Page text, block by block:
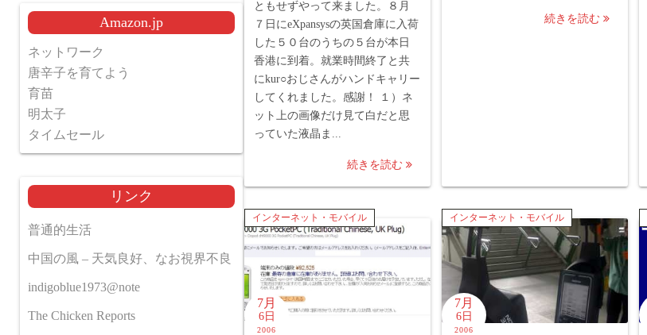
ともせずやって来ました。８月
７日にeXpansysの英国倉庫に入荷
した５０台のうちの５台が本日
香港に到着。就業時間終了と共
にkur○おじさんがハンドキャリー
してくれました。感謝！ １）ネ
ット上の画像だけ見て白だと思
っていた液晶ま...
続きを読む
続きを読む
インターネット・モバイル
7月
6日
2006
インターネット・モバイル
7月
6日
2006
Amazon.jp
ネットワーク
唐辛子を育てよう
育苗
明太子
タイムセール
リンク
普通的生活
中国の風 – 天気良好、なお視界不良
indigoblue1973@note
The Chicken Reports